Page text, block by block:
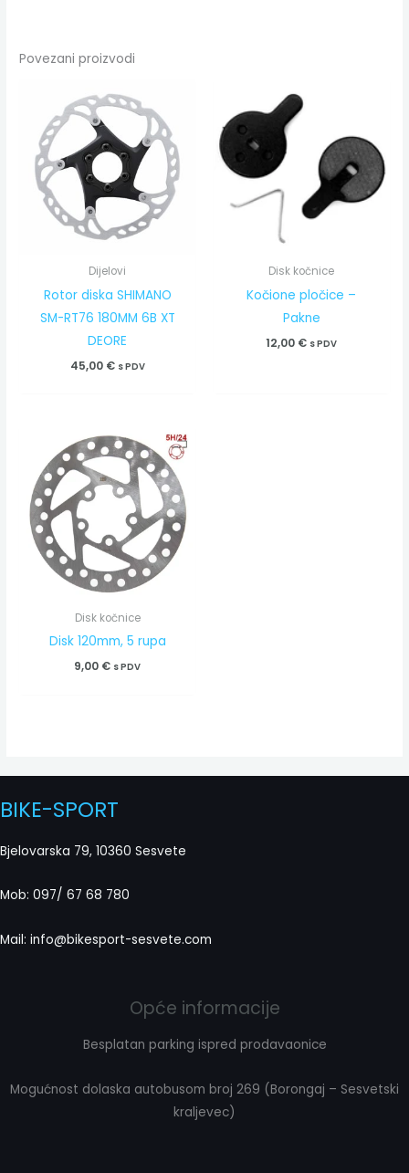
Povezani proizvodi
Dijelovi
Rotor diska SHIMANO
SM-RT76 180MM 6B XT
DEORE
45,00 € s PDV
Disk kočnice
Kočione pločice –
Pakne
12,00 € s PDV
Disk kočnice
Disk 120mm, 5 rupa
9,00 € s PDV
BIKE-SPORT
Bjelovarska 79, 10360 Sesvete
Mob: 097/ 67 68 780
Mail: info@bikesport-sesvete.com
Opće informacije
Besplatan parking ispred prodavaonice
Mogućnost dolaska autobusom broj 269 (Borongaj – Sesvetski
kraljevec)